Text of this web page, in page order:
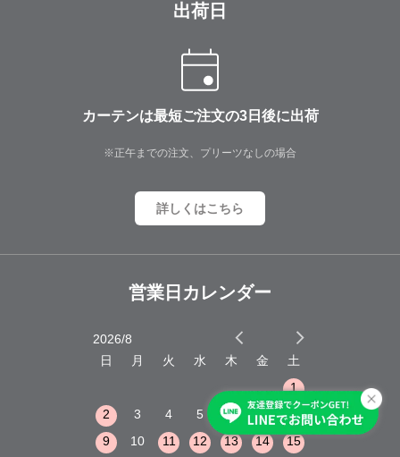
出荷日
カーテンは最短ご注文の3日後に出荷
※正午までの注文、プリーツなしの場合
詳しくはこちら
営業日カレンダー
2026/8
日
月 火 水 木 金
土
1
2
3 4 5 6 7
8
9
10 11 12 13 14 15
6
7